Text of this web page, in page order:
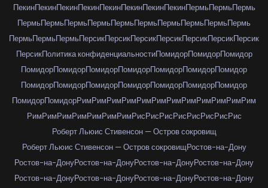
ПекинПекинПекинПекинПекинПекинПекинПекинПермьПермьПермь
ПермьПермьПермьПермьПермьПермьПермьПермьПермьПермь
ПермьПермьПермьПерсикПерсикПерсикПерсикПерсикПерсикПерсик
ПерсикПолитика конфиденциальностиПомидорПомидорПомидор
ПомидорПомидорПомидорПомидорПомидорПомидорПомидор
ПомидорПомидорПомидорПомидорПомидорПомидорПомидор
ПомидорПомидорРимРимРимРимРимРимРимРимРимРимРимРим
РимРимРимРимРимРимРимРисРисРисРисРисРисРисРис
Роберт Льюис Стивенсон — Остров сокровищ
Роберт Льюис Стивенсон — Остров сокровищРостов-на-Дону
Ростов-на-ДонуРостов-на-ДонуРостов-на-ДонуРостов-на-Дону
Ростов-на-ДонуРостов-на-ДонуРостов-на-ДонуРостов-на-Дону